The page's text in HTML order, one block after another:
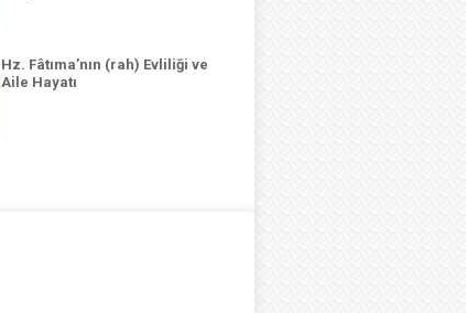
Hz. Fâtıma’nın (rah) Evliliği ve
Aile Hayatı